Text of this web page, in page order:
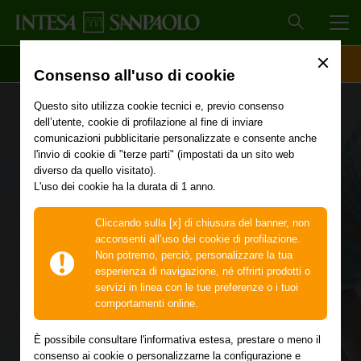
Consenso all'uso di cookie
Questo sito utilizza cookie tecnici e, previo consenso
dell’utente, cookie di profilazione al fine di inviare
comunicazioni pubblicitarie personalizzate e consente anche
l'invio di cookie di "terze parti" (impostati da un sito web
diverso da quello visitato).
L'uso dei cookie ha la durata di 1 anno.
Cliccando sulla [x] di chiusura del banner, non
acconsenti all’uso dei cookie di profilazione.
Non potremo, perciò, personalizzare la tua
esperienza di navigazione, né offrirti prodotti o
servizi in linea con le tue preferenze o i tuoi
comportamenti online.
È possibile consultare l'informativa estesa, prestare o meno il
consenso ai cookie o personalizzarne la configurazione e
Famiglia